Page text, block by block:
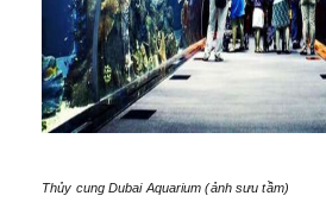
Thủy cung Dubai Aquarium (ảnh sưu tầm)